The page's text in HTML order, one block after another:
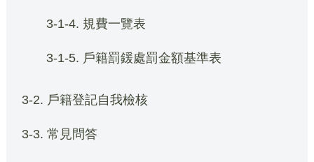
3-1-4. 規費一覽表
3-1-5. 戶籍罰鍰處罰金額基準表
3-2. 戶籍登記自我檢核
3-3. 常見問答